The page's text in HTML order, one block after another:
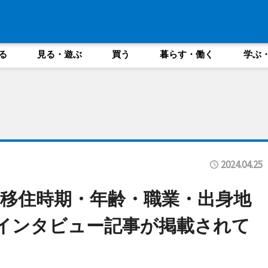
見る・遊ぶ 買う 暮らす・働く 学ぶ
2024.04.25
住時期・年齢・職業・出身地
ンタビュー記事が掲載されて